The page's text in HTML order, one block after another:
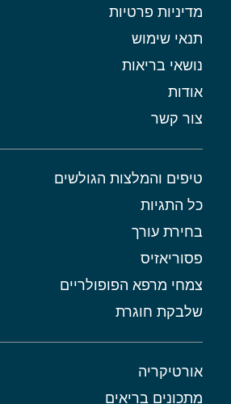
מדיניות פרטיות
תנאי שימוש
נושאי בריאות
אודות
צור קשר
טיפים והמלצות הגולשים
כל התגיות
בחירת עורך
פסוריאזיס
צמחי מרפא הפופולריים
שלבקת חוגרת
אורטיקריה
מתכונים בריאים